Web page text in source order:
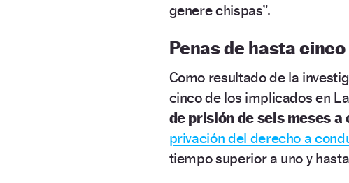
genere chispas”.
Penas de hasta
Como resultado de la
cinco de los implicados en
de prisión de seis meses a
privación del derecho a
tiempo superior a uno y